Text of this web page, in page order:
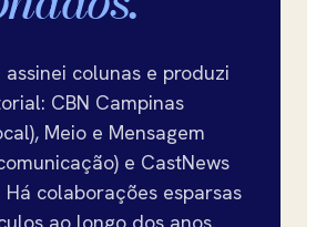
assinei colunas e produzi
CBN Campinas
Meio e Mensagem
e CastNews
Há colaborações esparsas